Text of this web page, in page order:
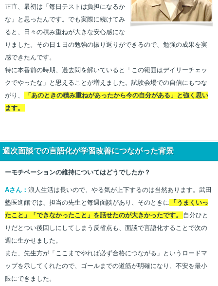
正直、最初は「毎日テストは負担になるか
な」と思ったんです。でも実際に続けてみ
ると、日々の積み重ねが大きな安心感にな
りました。その日１日の勉強の振り返りができるので、勉強の成果を実
感できたんです。
特に本番前の時期、過去問を解いていると「この範囲はデイリーチェッ
クでやったな」と思えることが増えました。試験会場での自信にもつな
がり、
「あのときの積み重ねがあったから今の自分がある」と強く思い
ます。
週次面談での言語化が学習改善につながった背景
ーモチベーションの維持についてはどうでしたか？
Aさん： 浪人生活は長いので、やる気が上下するのは当然あります。武田
塾医進館では、担当の先生と毎週面談があり、そのときに
「うまくいっ
たこと」「できなかったこと」を話せたのが大きかったです。
自分ひと
りだとつい後回しにしてしまう反省点も、面談で言語化することで次の
週に生かせました。
また、先生方が「ここまでやれば必ず合格につながる」というロードマ
ップを示してくれたので、ゴールまでの道筋が明確になり、不安を最小
限にできました。